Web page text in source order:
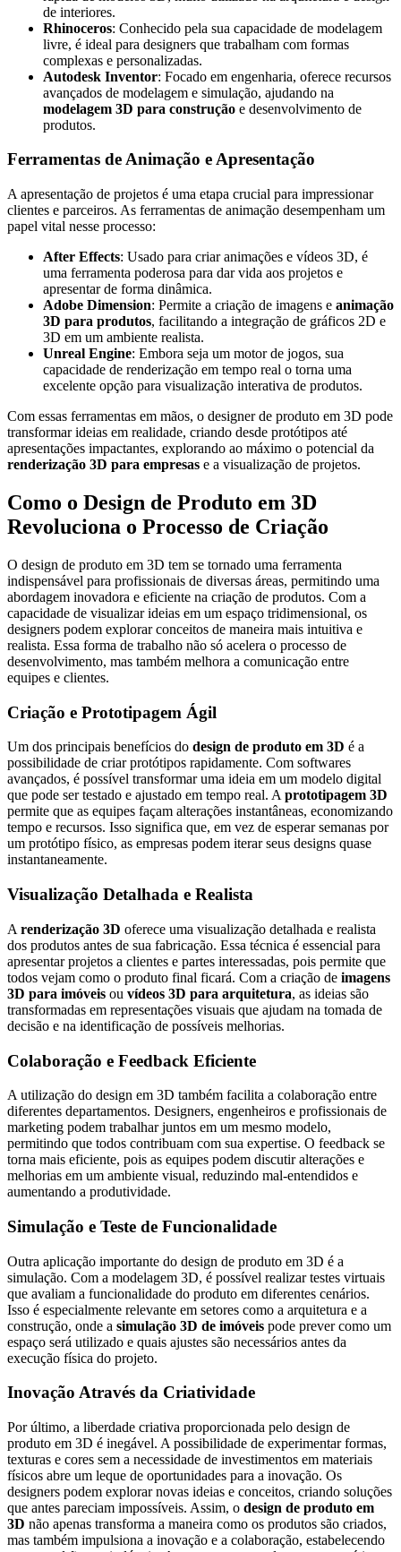
de interiores.
Rhinoceros: Conhecido pela sua capacidade de modelagem
livre, é ideal para designers que trabalham com formas
complexas e personalizadas.
Autodesk Inventor: Focado em engenharia, oferece recursos
avançados de modelagem e simulação, ajudando na
modelagem 3D para construção e desenvolvimento de
produtos.
Ferramentas de Animação e Apresentação
A apresentação de projetos é uma etapa crucial para impressionar
clientes e parceiros. As ferramentas de animação desempenham um
papel vital nesse processo:
After Effects: Usado para criar animações e vídeos 3D, é
uma ferramenta poderosa para dar vida aos projetos e
apresentar de forma dinâmica.
Adobe Dimension: Permite a criação de imagens e animação
3D para produtos, facilitando a integração de gráficos 2D e
3D em um ambiente realista.
Unreal Engine: Embora seja um motor de jogos, sua
capacidade de renderização em tempo real o torna uma
excelente opção para visualização interativa de produtos.
Com essas ferramentas em mãos, o designer de produto em 3D pode
transformar ideias em realidade, criando desde protótipos até
apresentações impactantes, explorando ao máximo o potencial da
renderização 3D para empresas e a visualização de projetos.
Como o Design de Produto em 3D
Revoluciona o Processo de Criação
O design de produto em 3D tem se tornado uma ferramenta
indispensável para profissionais de diversas áreas, permitindo uma
abordagem inovadora e eficiente na criação de produtos. Com a
capacidade de visualizar ideias em um espaço tridimensional, os
designers podem explorar conceitos de maneira mais intuitiva e
realista. Essa forma de trabalho não só acelera o processo de
desenvolvimento, mas também melhora a comunicação entre
equipes e clientes.
Criação e Prototipagem Ágil
Um dos principais benefícios do design de produto em 3D é a
possibilidade de criar protótipos rapidamente. Com softwares
avançados, é possível transformar uma ideia em um modelo digital
que pode ser testado e ajustado em tempo real. Aprototipagem 3D
permite que as equipes façam alterações instantâneas, economizando
tempo e recursos. Isso significa que, em vez de esperar semanas por
um protótipo físico, as empresas podem iterar seus designs quase
instantaneamente.
Visualização Detalhada e Realista
A renderização 3D oferece uma visualização detalhada e realista
dos produtos antes de sua fabricação. Essa técnica é essencial para
apresentar projetos a clientes e partes interessadas, pois permite que
todos vejam como o produto final ficará. Com a criação de imagens
3D para imóveis ou vídeos 3D para arquitetura, as ideias são
transformadas em representações visuais que ajudam na tomada de
decisão e na identificação de possíveis melhorias.
Colaboração e Feedback Eficiente
A utilização do design em 3D também facilita a colaboração entre
diferentes departamentos. Designers, engenheiros e profissionais de
marketing podem trabalhar juntos em um mesmo modelo,
permitindo que todos contribuam com sua expertise. O feedback se
torna mais eficiente, pois as equipes podem discutir alterações e
melhorias em um ambiente visual, reduzindo mal-entendidos e
aumentando a produtividade.
Simulação e Teste de Funcionalidade
Outra aplicação importante do design de produto em 3D é a
simulação. Com a modelagem 3D, é possível realizar testes virtuais
que avaliam a funcionalidade do produto em diferentes cenários.
Isso é especialmente relevante em setores como a arquitetura e a
construção, onde a simulação 3D de imóveis pode prever como um
espaço será utilizado e quais ajustes são necessários antes da
execução física do projeto.
Inovação Através da Criatividade
Por último, a liberdade criativa proporcionada pelo design de
produto em 3D é inegável. A possibilidade de experimentar formas,
texturas e cores sem a necessidade de investimentos em materiais
físicos abre um leque de oportunidades para a inovação. Os
designers podem explorar novas ideias e conceitos, criando soluções
que antes pareciam impossíveis. Assim, o design de produto em
3D não apenas transforma a maneira como os produtos são criados,
mas também impulsiona a inovação e a colaboração, estabelecendo